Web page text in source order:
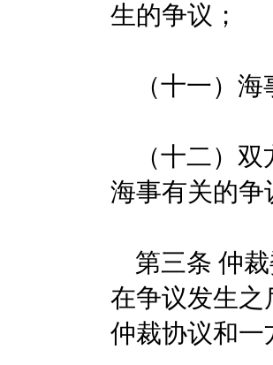
生的争议；
（十一）海
（十二）双
海事有关的争
第三条 仲裁
在争议发生之
仲裁协议和一